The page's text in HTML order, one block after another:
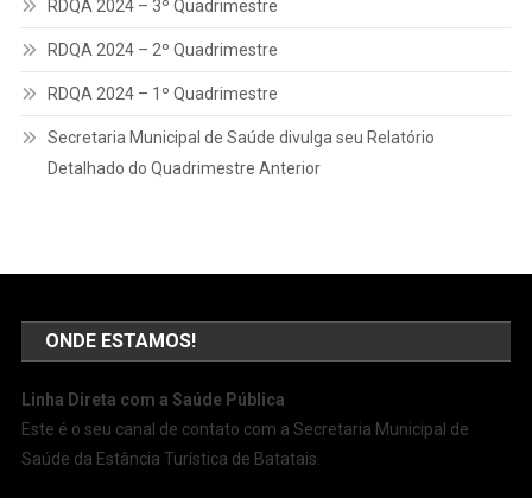
RDQA 2024 – 3º Quadrimestre
RDQA 2024 – 2º Quadrimestre
RDQA 2024 – 1º Quadrimestre
Secretaria Municipal de Saúde divulga seu Relatório
Detalhado do Quadrimestre Anterior
ONDE ESTAMOS!
Linha Direta com a Saúde Pública
Este é o seu canal de contato com a Secretaria Municipal de
Saúde da Estância Turística de Batatais.